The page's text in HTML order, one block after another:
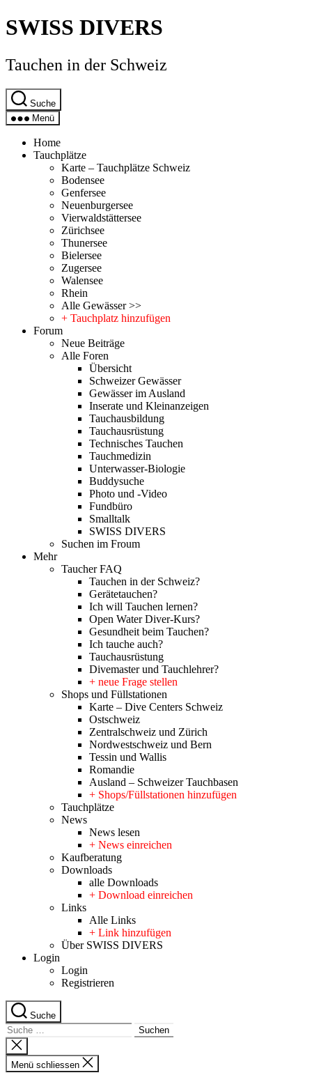
Direkt
zum
wechseln
SWISS DIVERS
Tauchen in der Schweiz
Suche
Menü
Home
Tauchplätze
Karte – Tauchplätze Schweiz
Bodensee
Genfersee
Neuenburgersee
Vierwaldstättersee
Zürichsee
Thunersee
Bielersee
Zugersee
Walensee
Rhein
Alle Gewässer >>
+ Tauchplatz hinzufügen
Forum
Neue Beiträge
Alle Foren
Übersicht
Schweizer Gewässer
Gewässer im Ausland
Inserate und Kleinanzeigen
Tauchausbildung
Tauchausrüstung
Technisches Tauchen
Tauchmedizin
Unterwasser-Biologie
Buddysuche
Photo und -Video
Fundbüro
Smalltalk
SWISS DIVERS
Suchen im Froum
Mehr
Taucher FAQ
Tauchen in der Schweiz?
Gerätetauchen?
Ich will Tauchen lernen?
Open Water Diver-Kurs?
Gesundheit beim Tauchen?
Ich tauche auch?
Tauchausrüstung
Divemaster und Tauchlehrer?
+ neue Frage stellen
Shops und Füllstationen
Karte – Dive Centers Schweiz
Ostschweiz
Zentralschweiz und Zürich
Nordwestschweiz und Bern
Tessin und Wallis
Romandie
Ausland – Schweizer Tauchbasen
+ Shops/Füllstationen hinzufügen
Tauchplätze
News
News lesen
+ News einreichen
Kaufberatung
Downloads
alle Downloads
+ Download einreichen
Links
Alle Links
+ Link hinzufügen
Über SWISS DIVERS
Login
Login
Registrieren
Suche
Suche
nach:
Suche
schliessen
Menü schliessen